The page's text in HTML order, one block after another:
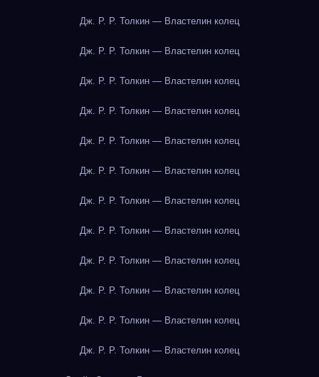
Дж. Р. Р. Толкин — Властелин колец
Дж. Р. Р. Толкин — Властелин колец
Дж. Р. Р. Толкин — Властелин колец
Дж. Р. Р. Толкин — Властелин колец
Дж. Р. Р. Толкин — Властелин колец
Дж. Р. Р. Толкин — Властелин колец
Дж. Р. Р. Толкин — Властелин колец
Дж. Р. Р. Толкин — Властелин колец
Дж. Р. Р. Толкин — Властелин колец
Дж. Р. Р. Толкин — Властелин колец
Дж. Р. Р. Толкин — Властелин колец
Дж. Р. Р. Толкин — Властелин колец